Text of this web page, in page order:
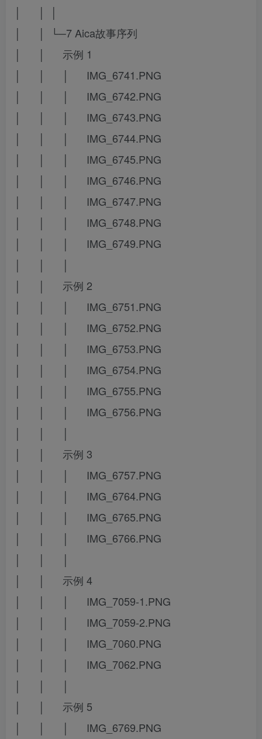
│ │ │
│ │ └─7 Aica故事序列
│ │ 示例 1
│ │ │ IMG_6741.PNG
│ │ │ IMG_6742.PNG
│ │ │ IMG_6743.PNG
│ │ │ IMG_6744.PNG
│ │ │ IMG_6745.PNG
│ │ │ IMG_6746.PNG
│ │ │ IMG_6747.PNG
│ │ │ IMG_6748.PNG
│ │ │ IMG_6749.PNG
│ │ │
│ │ 示例 2
│ │ │ IMG_6751.PNG
│ │ │ IMG_6752.PNG
│ │ │ IMG_6753.PNG
│ │ │ IMG_6754.PNG
│ │ │ IMG_6755.PNG
│ │ │ IMG_6756.PNG
│ │ │
│ │ 示例 3
│ │ │ IMG_6757.PNG
│ │ │ IMG_6764.PNG
│ │ │ IMG_6765.PNG
│ │ │ IMG_6766.PNG
│ │ │
│ │ 示例 4
│ │ │ IMG_7059-1.PNG
│ │ │ IMG_7059-2.PNG
│ │ │ IMG_7060.PNG
│ │ │ IMG_7062.PNG
│ │ │
│ │ 示例 5
│ │ │ IMG_6769.PNG